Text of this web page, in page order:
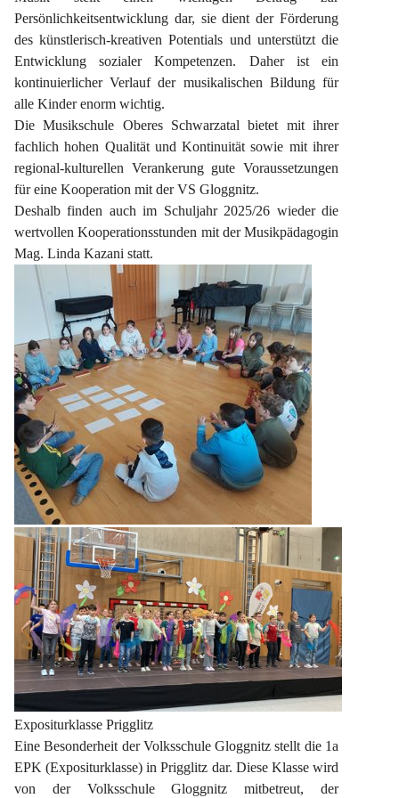
Persönlichkeitsentwicklung dar, sie dient der Förderung
des künstlerisch-kreativen Potentials und unterstützt die
Entwicklung sozialer Kompetenzen. Daher ist ein
kontinuierlicher Verlauf der musikalischen Bildung für
alle Kinder enorm wichtig.
Die Musikschule Oberes Schwarzatal bietet mit ihrer
fachlich hohen Qualität und Kontinuität sowie mit ihrer
regional-kulturellen Verankerung gute Voraussetzungen
für eine Kooperation mit der VS Gloggnitz.
Deshalb finden auch im Schuljahr 2025/26 wieder die
wertvollen Kooperationsstunden mit der Musikpädagogin
Mag. Linda Kazani statt.
Expositurklasse Prigglitz
Eine Besonderheit der Volksschule Gloggnitz stellt die 1a
EPK (Expositurklasse) in Prigglitz dar. Diese Klasse wird
von der Volksschule Gloggnitz mitbetreut, der